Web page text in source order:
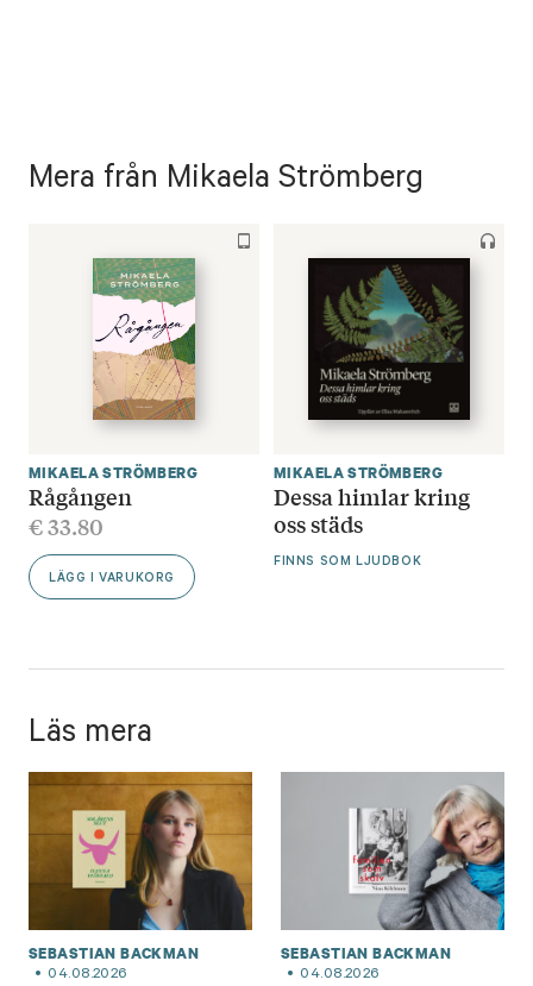
Mera från Mikaela Strömberg
MIKAELA STRÖMBERG
Rågången
€33.80
LÄGG I VARUKORG
MIKAELA STRÖMBERG
Dessa himlar kring
oss städs
FINNS SOM LJUDBOK
Läs mera
SEBASTIAN BACKMAN
04.08.2026
SEBASTIAN BACKMAN
04.08.2026